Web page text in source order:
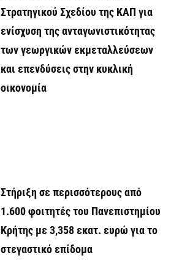
Στρατηγικού Σχεδίου της ΚΑΠ για
ενίσχυση της ανταγωνιστικότητας
των γεωργικών εκμεταλλεύσεων
και επενδύσεις στην κυκλική
οικονομία
Στήριξη σε περισσότερους από
1.600 φοιτητές του Πανεπιστημίου
Κρήτης με 3,358 εκατ. ευρώ για το
στεγαστικό επίδομα